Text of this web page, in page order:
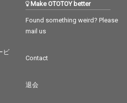
ビ
Make OTOTOY better
Found something weird? Please
mail us
Contact
退会